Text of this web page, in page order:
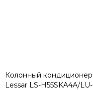
Колонный кондиционер
Lessar LS-H55SKA4A/LU-